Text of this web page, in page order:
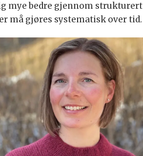
mye bedre gjennom strukturert
må gjøres systematisk over tid.